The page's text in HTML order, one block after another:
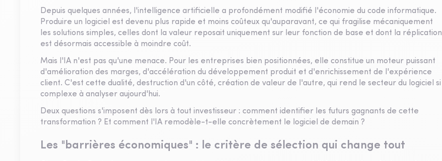
Depuis quelques années, l'intelligence artificielle a profondément modifié l'économie du code informatique.
Produire un logiciel est devenu plus rapide et moins coûteux qu'auparavant, ce qui fragilise mécaniquement
les solutions simples, celles dont la valeur reposait uniquement sur leur fonction de base et dont la réplication
est désormais accessible à moindre coût.
Mais l'IA n'est pas qu'une menace. Pour les entreprises bien positionnées, elle constitue un moteur puissant
d'amélioration des marges, d'accélération du développement produit et d'enrichissement de l'expérience
client. C'est cette dualité, destruction d'un côté, création de valeur de l'autre, qui rend le secteur du logiciel si
complexe à analyser aujourd'hui.
Deux questions s'imposent dès lors à tout investisseur : comment identifier les futurs gagnants de cette
transformation ? Et comment l'IA remodèle-t-elle concrètement le logiciel de demain ?
Les "barrières économiques" : le critère de sélection qui change tout